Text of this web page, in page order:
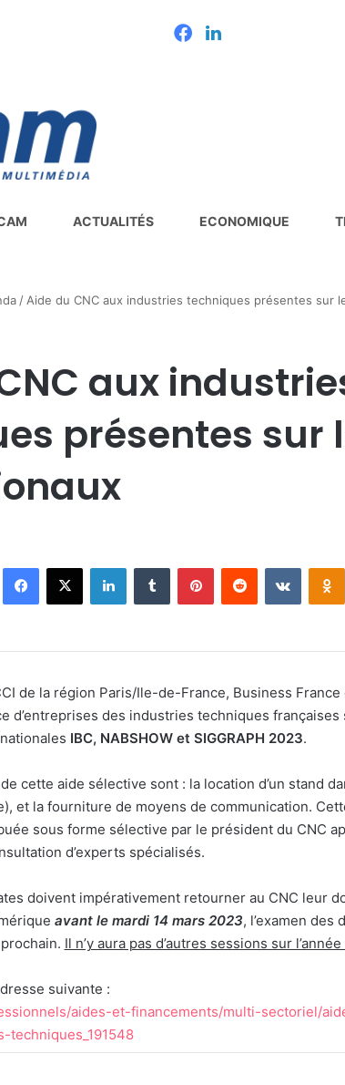
Facebook
Linkedin
ACTUALITÉS ECONOMIQUE
/ Aide du CNC aux industries techniques présentes sur
aux
présentes sur
Facebook
X LinkedinTumblr PinterestReddit
de la région Paris/Ile-de-France, Business France
d’entreprises des industries techniques françaises
IBC, NABSHOW et SIGGRAPH 2023.
cette aide sélective sont : la location d’un stand
et la fourniture de moyens de communication.
sous forme sélective par le président du CNC
d’experts spécialisés.
doivent impérativement retourner au CNC leur
avant le mardi 14 mars 2023, l’examen
Il n’y aura pas d’autres sessions sur
suivante :
aides-et-financements/multi-sectoriel/